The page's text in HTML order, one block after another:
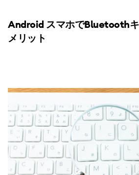
Android スマホでBluetoothキ
メリット